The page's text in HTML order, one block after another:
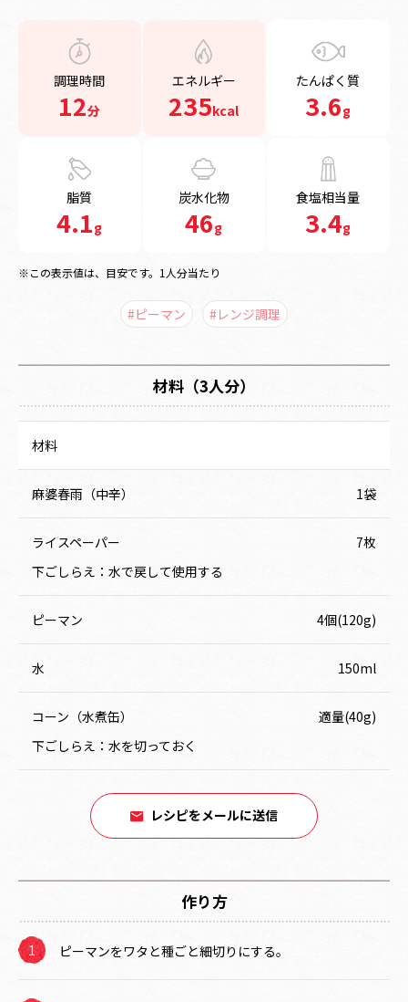
調理時間
12分
エネルギー
235kcal
たんぱく質
3.6g
脂質
4.1g
炭水化物
46g
食塩相当量
3.4g
※この表示値は、目安です。1人分当たり
#ピーマン #レンジ調理
材料（3人分）
材料
麻婆春雨（中辛） 1袋
ライスペーパー
7枚
下ごしらえ：水で戻して使用する
ピーマン 4個(120g)
水 150ml
コーン（水煮缶）
適量(40g)
下ごしらえ：水を切っておく
レシピをメールに送信
作り方
ピーマンをワタと種ごと細切りにする。